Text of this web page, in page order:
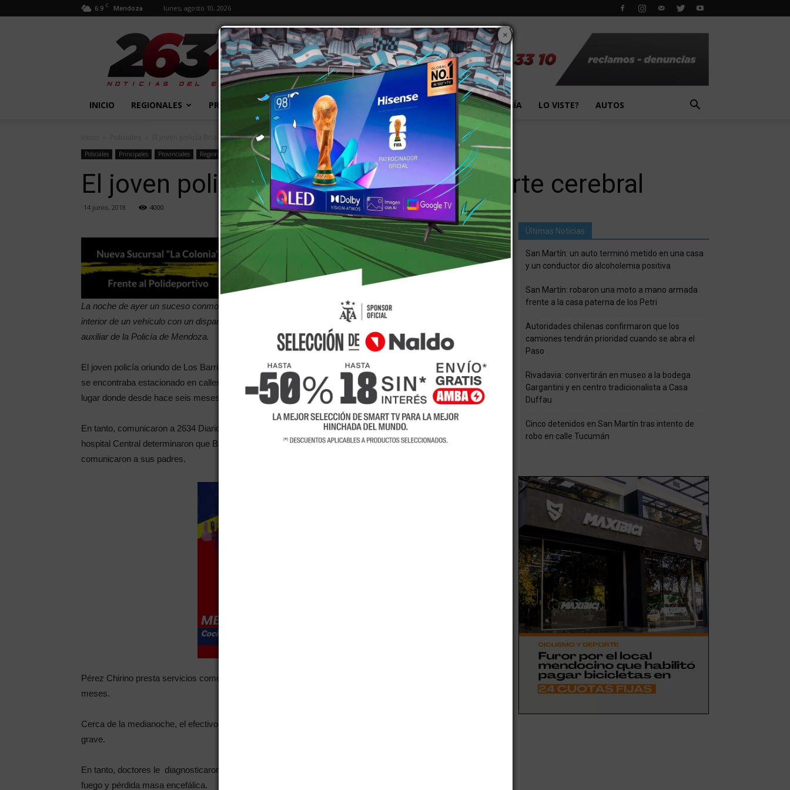
6.9 C Mendoza lunes, agosto 10, 2026
2634
Diario
INICIO REGIONALES PROVINCIALES EXTRA! MUNDO PAÍS EVENTOS TECNOLOGÍA LO VISTE? AUTOS
El joven policía Brian Pérez tiene muerte cerebral
Policiales Principales Provinciales Regionales
El joven policía Brian Pérez tiene muerte cerebral
14 junio, 2018 4000
La noche de ayer un suceso conmocionó a la localidad de Los Barriales. Un joven fue encontrado en el
interior de un vehículo con un disparo en la cabeza. Fue identificado como Brian Pérez Chirino, de 19 años,
auxiliar de la Policía de Mendoza.
El joven policía oriundo de Los Barriales, Junín, fue hallado en un automóvil Ford Fiesta de color rojo que
se encontraba estacionado en calles San Martín y Vicente Zapata, pleno centro de la Ciudad de Mendoza,
lugar donde desde hace seis meses presta servicios.
En tanto, comunicaron a 2634 Diario fuentes extraoficiales, que a las 16 de éste jueves, los médicos del
hospital Central determinaron que Brian Joel Pérez Chirino, lamentablemente, tenía muerte cerebral y se lo
comunicaron a sus padres.
Pérez Chirino presta servicios como auxiliar en la Unidad Especial de Patrullaje de Capital desde hace 6
meses.
Cerca de la medianoche, el efectivo fue trasladado a dicho nosocomio donde quedó internado en estado
grave.
En tanto, doctores le diagnosticaron: orificio entrada y salida bitemporal, herida penetrante de arma de
fuego y pérdida masa encefálica.
×
Últimas Noticias
San Martín: un auto terminó metido en una casa
y un conductor dio alcoholemia positiva
San Martín: robaron una moto a mano armada
frente a la casa paterna de los Petri
Autoridades chilenas confirmaron que los
camiones tendrán prioridad cuando se abra el
Paso
Rivadavia: convertirán en museo a la bodega
Gargantini y en centro tradicionalista a Casa
Duffau
Cinco detenidos en San Martín tras intento de
robo en calle Tucumán